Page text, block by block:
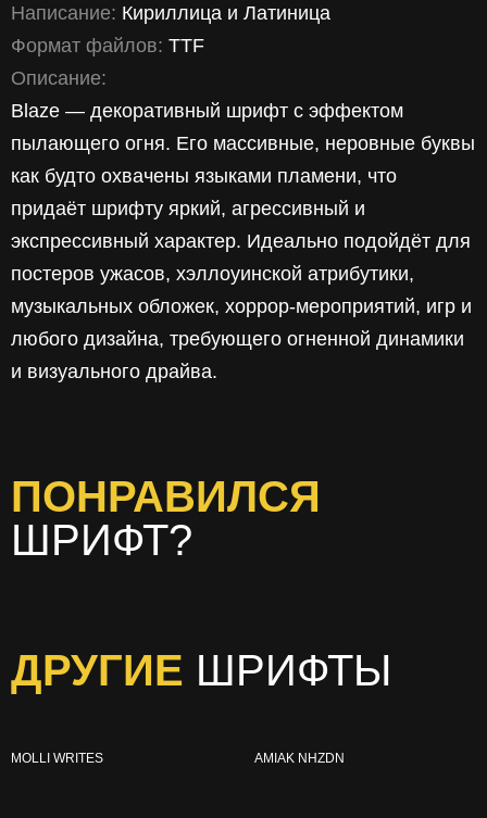
Написание: Кириллица и Латиница
Формат файлов: TTF
Описание:
Blaze — декоративный шрифт с эффектом
пылающего огня. Его массивные, неровные буквы
как будто охвачены языками пламени, что
придаёт шрифту яркий, агрессивный и
экспрессивный характер. Идеально подойдёт для
постеров ужасов, хэллоуинской атрибутики,
музыкальных обложек, хоррор-мероприятий, игр и
любого дизайна, требующего огненной динамики
и визуального драйва.
ПОНРАВИЛСЯ
ШРИФТ?
ДРУГИЕ ШРИФТЫ
MOLLI WRITES AMIAK NHZDN